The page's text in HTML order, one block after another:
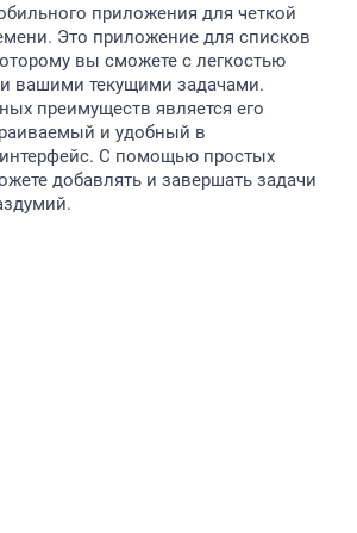
приложения для четкой
Это приложение для списков
вы сможете с легкостью
вашими текущими задачами.
преимуществ является его
и удобный в
С помощью простых
добавлять и завершать задачи